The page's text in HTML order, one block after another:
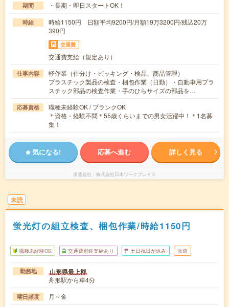
期間 ・長期・即日スタートOK！
時給
時給1150円 日額平均9200円/月額19万3200円/残込20万
390円
交通費
交通費支給（規定あり）
仕事内容
軽作業（仕分け・ピッキング・検品、商品管理）
プラスチック製品の検査・梱包作業（日勤）・自動車用プラ
スチック部品の検査作業・手のひらサイズの部品を…
応募資格
職種未経験OK / ブランクOK
＊資格・経験不問＊55歳くらいまでの男女活躍中！＊1名募
集！
気になる! 応募へ進む 詳しく見る
派遣会社 株式会社日本ワークプレイス
未読
蛍光灯の組立検査、梱包作業/時給1150円
職種未経験OK 交通費別途支給あり 土日祝日が休み 派遣
勤務地 山形県最上郡
舟形駅から車4分
曜日頻度 月～金